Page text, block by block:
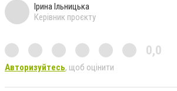
Ірина Ільницька
Керівник проєкту
0,0
Авторизуйтесь, щоб оцінити